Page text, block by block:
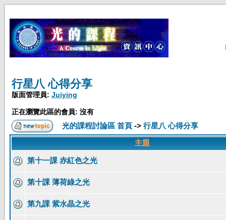
行星八 心得分享
版面管理員: Juiying
正在瀏覽此區的會員: 沒有
光的課程討論區 首頁 -> 行星八 心得分享
主題
第十一課 赤紅色之光
第十課 薄荷綠之光
第九課 紫水晶之光